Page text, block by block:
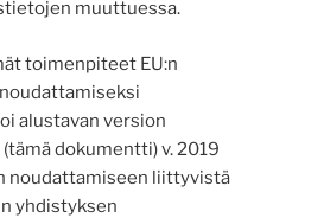
muuttuessa.
toimenpiteet EU:n
alustavan version
dokumentti) v. 2019
noudattamiseen liittyvistä
yhdistyksen